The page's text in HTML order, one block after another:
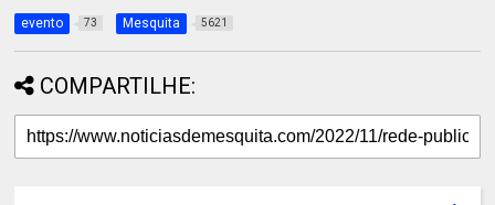
evento 73 Mesquita 5621
COMPARTILHE: